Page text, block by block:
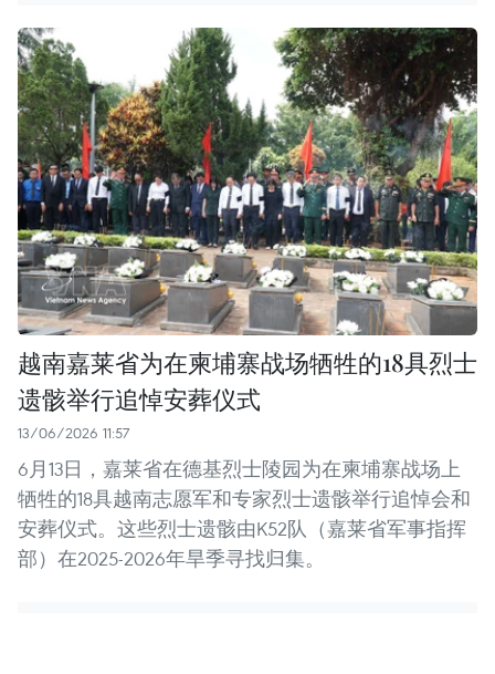
越南嘉莱省为在柬埔寨战场牺牲的18具烈士
遗骸举行追悼安葬仪式
13/06/2026 11:57
6月13日，嘉莱省在德基烈士陵园为在柬埔寨战场上
牺牲的18具越南志愿军和专家烈士遗骸举行追悼会和
安葬仪式。这些烈士遗骸由K52队（嘉莱省军事指挥
部）在2025-2026年旱季寻找归集。